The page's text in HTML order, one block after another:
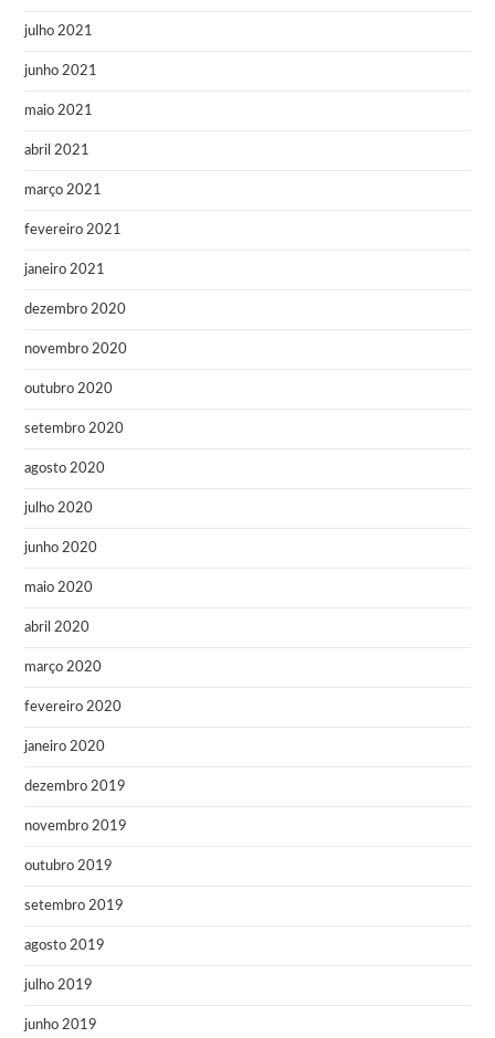
julho 2021
junho 2021
maio 2021
abril 2021
março 2021
fevereiro 2021
janeiro 2021
dezembro 2020
novembro 2020
outubro 2020
setembro 2020
agosto 2020
julho 2020
junho 2020
maio 2020
abril 2020
março 2020
fevereiro 2020
janeiro 2020
dezembro 2019
novembro 2019
outubro 2019
setembro 2019
agosto 2019
julho 2019
junho 2019